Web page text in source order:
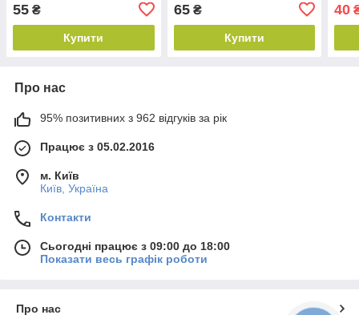
55 ₴
Купити
65₴
Купити
40
Про нас
95% позитивних з 962 відгуків за рік
Працює з 05.02.2016
м. Київ
Київ, Україна
Контакти
Сьогодні працює з 09:00 до 18:00
Показати весь графік роботи
Про нас